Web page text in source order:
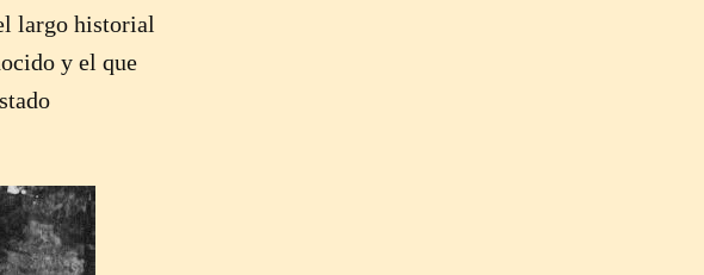
largo historial
y el que